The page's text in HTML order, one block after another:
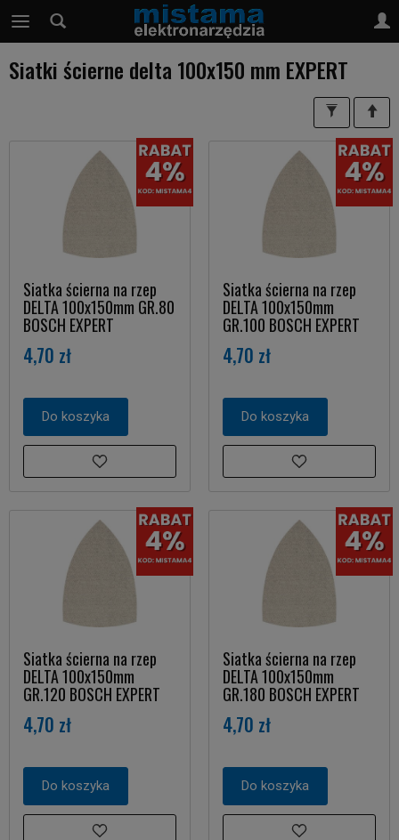
Siatki ścierne delta 100x150 mm EXPERT
Siatka ścierna na rzep
DELTA 100x150mm GR.80
BOSCH EXPERT
4,70 zł
Do koszyka
Siatka ścierna na rzep
DELTA 100x150mm
GR.100 BOSCH EXPERT
4,70 zł
Do koszyka
Siatka ścierna na rzep
DELTA 100x150mm
GR.120 BOSCH EXPERT
4,70 zł
Do koszyka
Siatka ścierna na rzep
DELTA 100x150mm
GR.180 BOSCH EXPERT
4,70 zł
Do koszyka